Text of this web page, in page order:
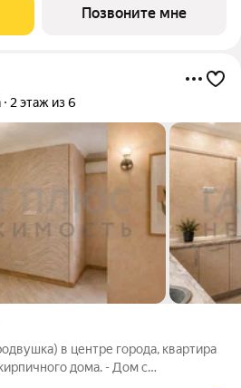
4
Позвоните мне
2 этаж из 6
в центре города, квартира
дома. - Дом с